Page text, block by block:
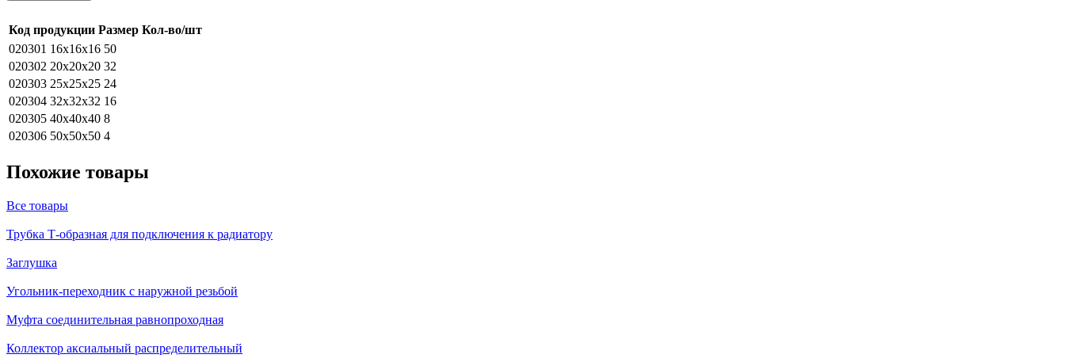
Код продукции Размер Кол-во/шт
020301 16x16x16 50
020302 20x20x20 32
020303 25x25x25 24
020304 32x32x32 16
020305 40x40x40 8
020306 50x50x50 4
Похожие товары
Все товары
Трубка Т-образная для подключения к радиатору
Заглушка
Угольник-переходник с наружной резьбой
Муфта соединительная равнопроходная
Коллектор аксиальный распределительный